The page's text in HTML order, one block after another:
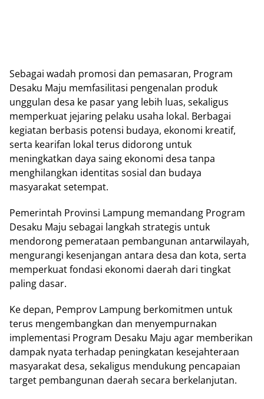
Sebagai wadah promosi dan pemasaran, Program
Desaku Maju memfasilitasi pengenalan produk
unggulan desa ke pasar yang lebih luas, sekaligus
memperkuat jejaring pelaku usaha lokal. Berbagai
kegiatan berbasis potensi budaya, ekonomi kreatif,
serta kearifan lokal terus didorong untuk
meningkatkan daya saing ekonomi desa tanpa
menghilangkan identitas sosial dan budaya
masyarakat setempat.
Pemerintah Provinsi Lampung memandang Program
Desaku Maju sebagai langkah strategis untuk
mendorong pemerataan pembangunan antarwilayah,
mengurangi kesenjangan antara desa dan kota, serta
memperkuat fondasi ekonomi daerah dari tingkat
paling dasar.
Ke depan, Pemprov Lampung berkomitmen untuk
terus mengembangkan dan menyempurnakan
implementasi Program Desaku Maju agar memberikan
dampak nyata terhadap peningkatan kesejahteraan
masyarakat desa, sekaligus mendukung pencapaian
target pembangunan daerah secara berkelanjutan.